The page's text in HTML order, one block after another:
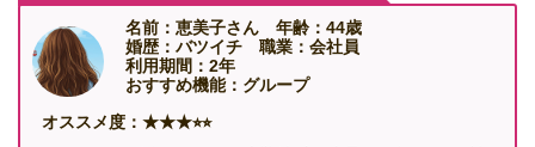
名前：恵美子さん 年齢：44歳
婚歴：バツイチ 職業：会社員
利用期間：2年
おすすめ機能：グループ
オススメ度：★★★⭐︎⭐︎